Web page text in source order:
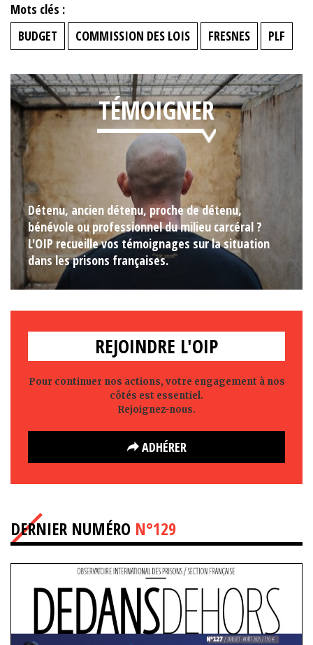
Mots clés :
BUDGET
COMMISSION DES LOIS FRESNES PLF
TÉMOIGNER
Détenu, ancien détenu, proche de détenu,
bénévole ou professionnel du milieu carcéral ?
L'OIP recueille vos témoignages sur la situation
dans les prisons françaises.
REJOINDRE L'OIP
Pour continuer nos actions, votre engagement à nos
côtés est essentiel.
Rejoignez-nous.
ADHÉRER
DERNIER NUMÉRO N°129